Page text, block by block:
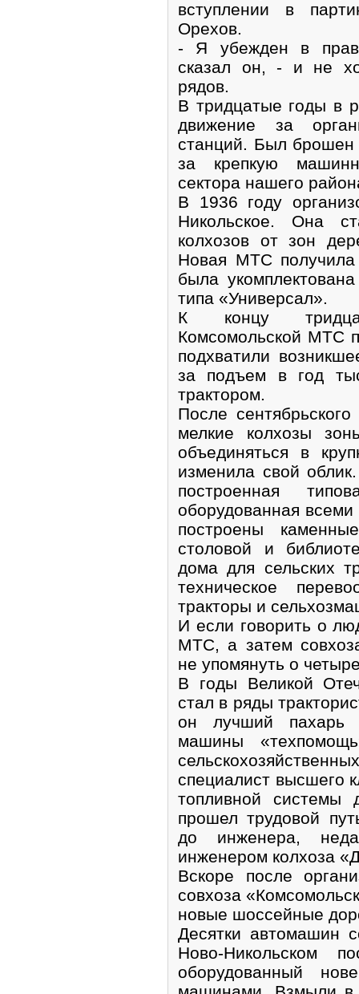
вступлении в
Орехов.
- Я убежден в
сказал он, - и не
рядов.
В тридцатые годы в
движение за
станций. Был
за крепкую
сектора нашего
В 1936 году
Никольское. Она
колхозов от зон
Новая МТС получила
была
типа «Универсал».
К концу
Комсомольской МТС
подхватили
за подъем в год
трактором.
После
мелкие колхозы
объединяться в
изменила свой
построенная
оборудованная
построены
столовой и
дома для сельских
техническое
тракторы и
И если говорить о
МТС, а затем
не упомянуть о
В годы Великой
стал в ряды
он лучший пахарь
машины
специалист высшего
топливной системы
прошел трудовой
до инженера,
инженером колхоза
Вскоре после
совхоза
новые шоссейные
Десятки автомашин
Ново-Никольском
оборудованный